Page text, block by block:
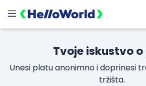
Tvoje iskustvo
Unesi platu anonimno i doprinesi
tržišta.